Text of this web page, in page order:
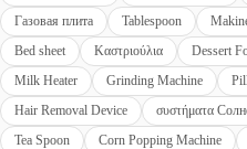
Газовая плита
Tablespoon
Bed sheet
Καστριούλια Dessert
Milk Heater
Grinding Machine
Hair Removal Device
συστήματα
Tea Spoon
Corn Popping Machine